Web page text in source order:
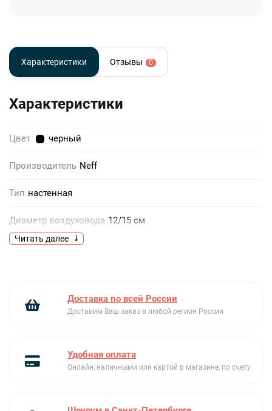
Характеристики Отзывы 0
Характеристики
Цвет черный
Производитель Neff
Тип настенная
Диаметр воздуховода 12/15 см
Дисплей Есть
Форма вытяжки наклонная
Габариты (ВхШхГ) 93-126x89.5x50.2 см
Читать далее
Доставка по всей России
Доставим Ваш заказ в любой регион России
Удобная оплата
Онлайн, наличными или картой в магазине, по счету